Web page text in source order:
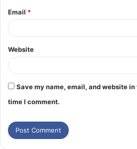
Email *
Website
Save my name, email, and website
time I comment.